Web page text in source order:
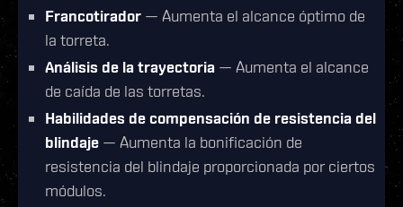
Francotirador — Aumenta el alcance óptimo de
la torreta.
Análisis de la trayectoria — Aumenta el alcance
de caída de las torretas.
Habilidades de compensación de resistencia del
blindaje — Aumenta la bonificación de
resistencia del blindaje proporcionada por ciertos
módulos.